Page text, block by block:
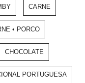
CARNE
• PORCO
CHOCOLATE
PORTUGUESA